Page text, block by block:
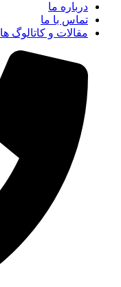
درباره ما
تماس با ما
مقالات و کاتالوگ ها